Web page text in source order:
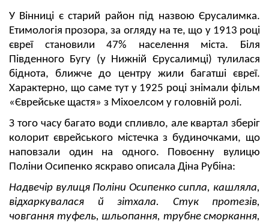
У Вінниці є старий район під назвою Єрусалимка.
Етимологія прозора, за огляду на те, що у 1913 році
євреї становили 47% населення міста. Біля
Південного Бугу (у Нижній Єрусалимці) тулилася
біднота, ближче до центру жили багатші євреї.
Характерно, що саме тут у 1925 році знімали фільм
«Єврейське щастя» з Міхоелсом у головній ролі.
З того часу багато води спливло, але квартал зберіг
колорит єврейського містечка з будиночками, що
наповзали один на одного. Повоєнну вулицю
Поліни Осипенко яскраво описала Діна Рубіна:
Надвечір вулиця Поліни Осипенко сипла, кашляла,
відхаркувалася й зітхала. Стук протезів,
човгання туфель, шльопання, трубне сморкання,